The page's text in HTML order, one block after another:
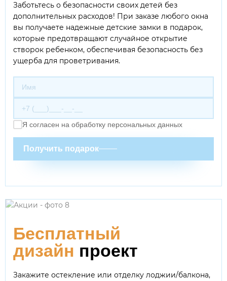
Заботьтесь о безопасности своих детей без
дополнительных расходов! При заказе любого окна
вы получаете надежные детские замки в подарок,
которые предотвращают случайное открытие
створок ребенком, обеспечивая безопасность без
ущерба для проветривания.
Я согласен на обработку персональных данных
Получить подарок
Бесплатный
дизайн проект
Закажите остекление или отделку лоджии/балкона,